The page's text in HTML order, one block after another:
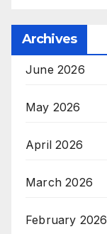
Archives
June 2026
May 2026
April 2026
March 2026
February 2026